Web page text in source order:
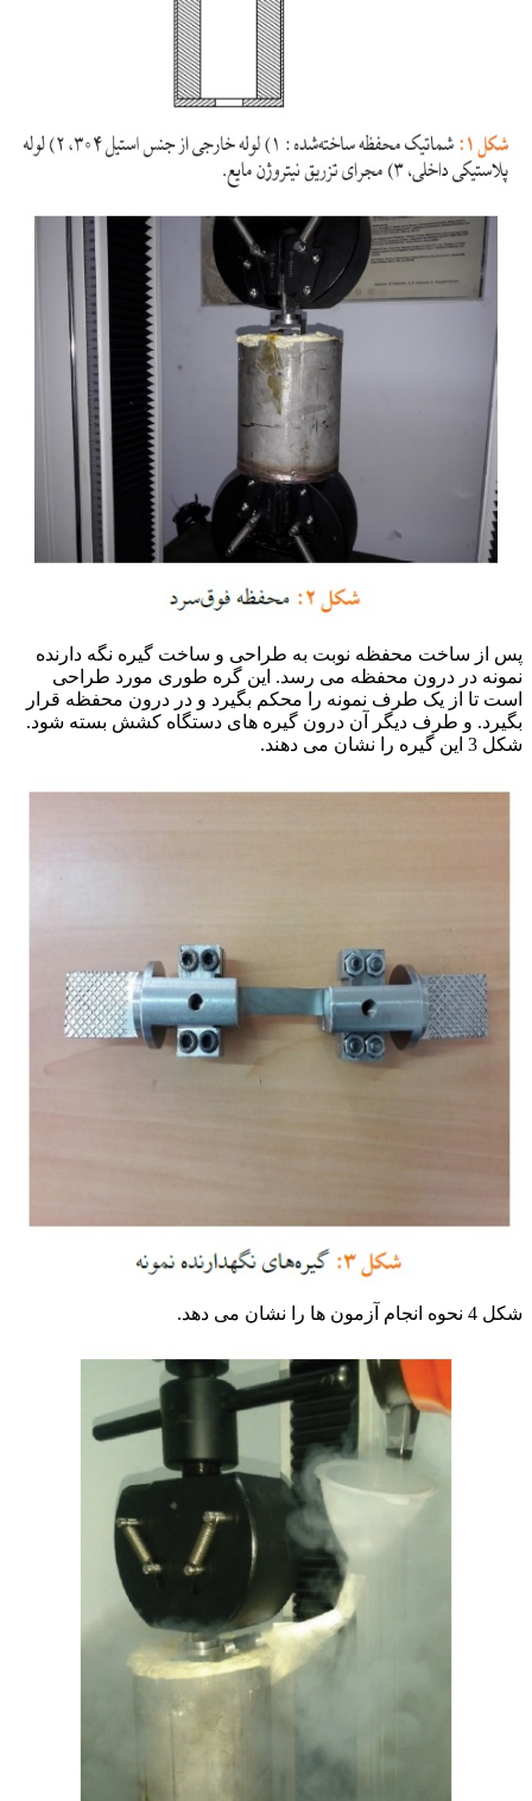
پس از ساخت محفظه نوبت به طراحی و ساخت گیره نگه دارنده
نمونه در درون محفظه می رسد. این گره طوری مورد طراحی
است تا از یک طرف نمونه را محکم بگیرد و در درون محفظه قرار
بگیرد. و طرف دیگر آن درون گیره های دستگاه کشش بسته شود.
شکل 3 این گیره را نشان می دهند.
شکل 4 نحوه انجام آزمون ها را نشان می دهد.